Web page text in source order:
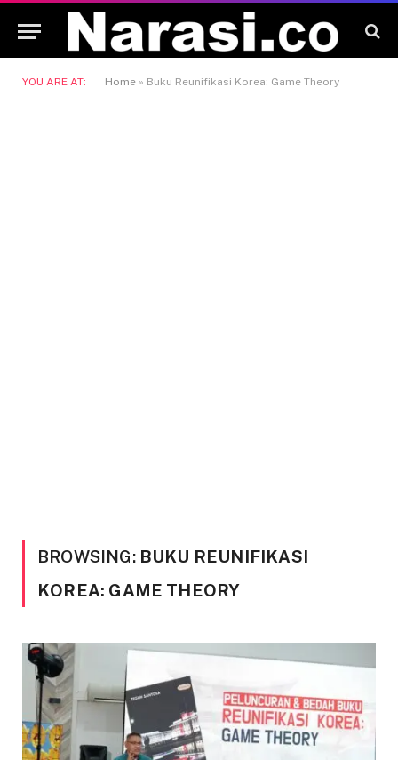
YOU ARE AT: Home » Buku Reunifikasi Korea: Game Theory
BROWSING: BUKU REUNIFIKASI
KOREA: GAME THEORY